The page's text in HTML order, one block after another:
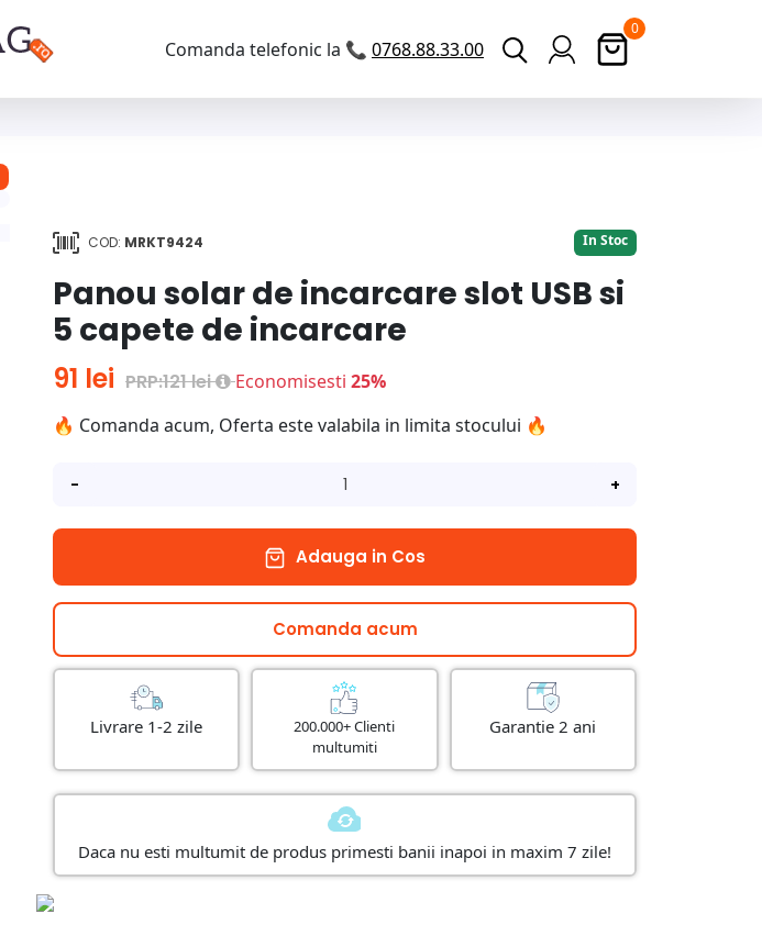
Comanda telefonic la 📞 0768.88.33.00
0
COD: MRKT9424 In Stoc
Panou solar de incarcare slot USB si
5 capete de incarcare
91 lei PRP:121 lei Economisesti 25%
🔥 Comanda acum, Oferta este valabila in limita stocului 🔥
- +
Adauga in Cos
Comanda acum
Livrare 1-2 zile
200.000+ Clienti
multumiti
Garantie 2 ani
Daca nu esti multumit de produs primesti banii inapoi in maxim 7 zile!